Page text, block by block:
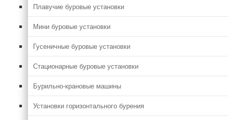
Плавучие буровые установки
Мини буровые установки
Гусеничные буровые установки
Стационарные буровые установки
Бурильно-крановые машины
Установки горизонтального бурения